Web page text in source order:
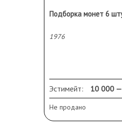
1976
Эстимейт: 10 000
Не продано